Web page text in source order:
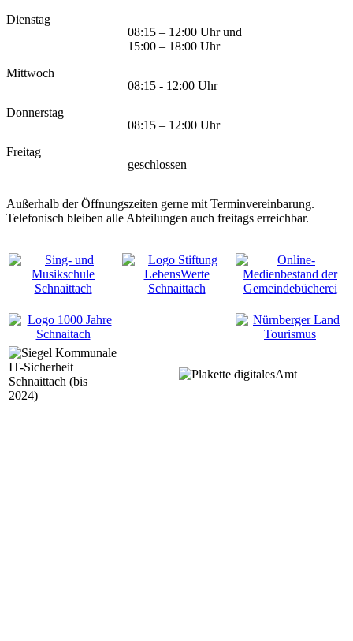
Dienstag
08:15 – 12:00 Uhr und
15:00 – 18:00 Uhr
Mittwoch
08:15 - 12:00 Uhr
Donnerstag
08:15 – 12:00 Uhr
Freitag
geschlossen
Außerhalb der Öffnungszeiten gerne mit Terminvereinbarung.
Telefonisch bleiben alle Abteilungen auch freitags erreichbar.